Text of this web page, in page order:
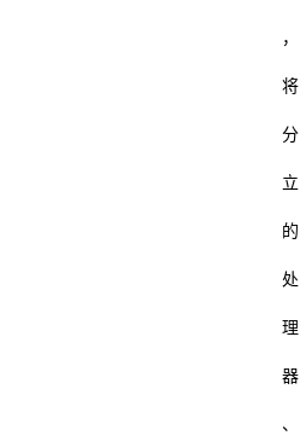
，
将
分
立
的
处
理
器
、